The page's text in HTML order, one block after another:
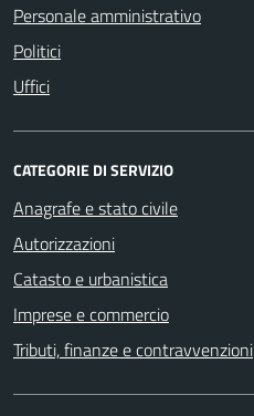
Personale amministrativo
Politici
Uffici
CATEGORIE DI SERVIZIO
Anagrafe e stato civile
Autorizzazioni
Catasto e urbanistica
Imprese e commercio
Tributi, finanze e contravvenzioni